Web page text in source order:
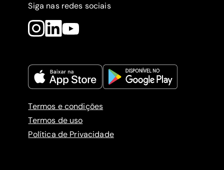
Siga nas redes sociais
Termos e condições
Termos de uso
Política de Privacidade